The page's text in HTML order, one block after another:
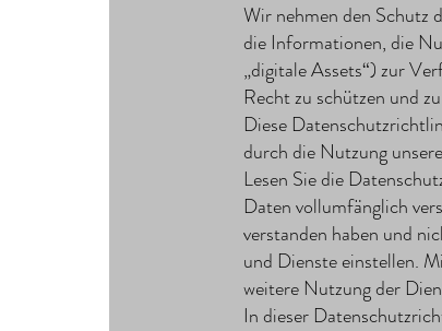
Wir nehmen den Schutz
die Informationen, die
„digitale Assets“) zur
Recht zu schützen und
Diese
durch die Nutzung
Lesen Sie die
Daten vollumfänglich
verstanden haben und
und Dienste einstellen.
weitere Nutzung der
In dieser